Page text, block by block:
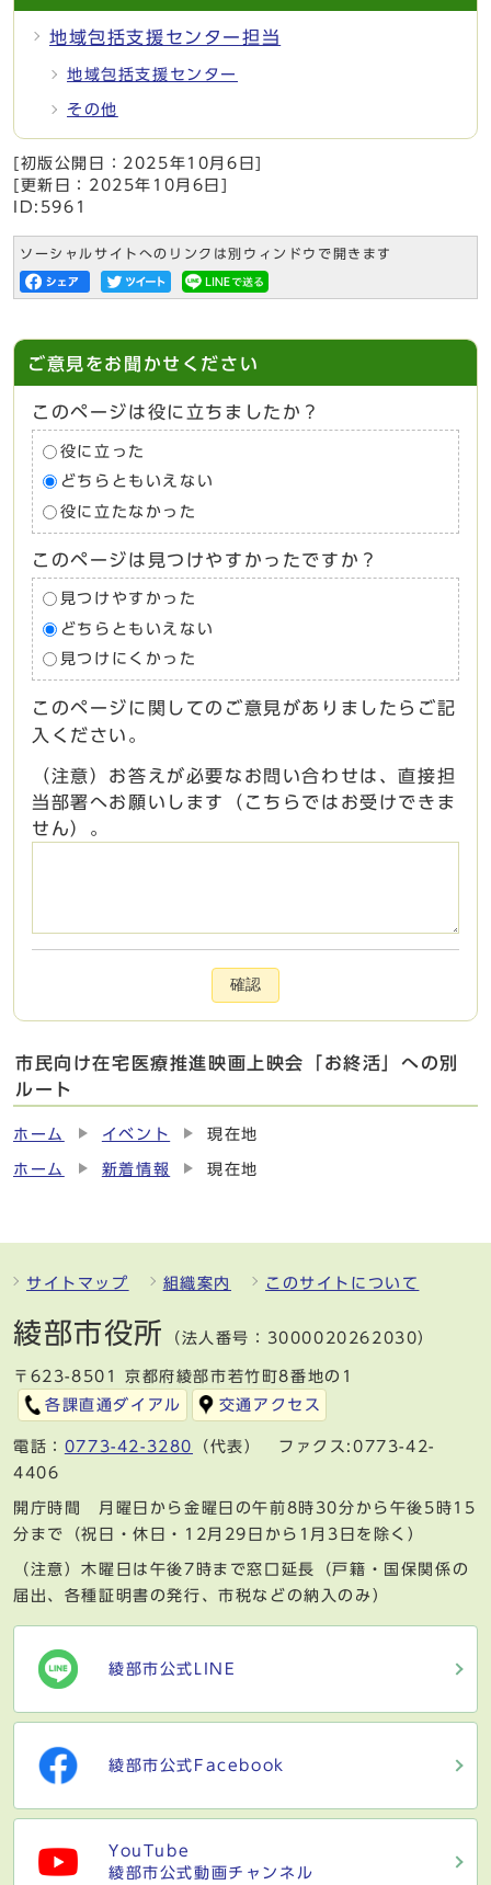
地域包括支援センター担当
地域包括支援センター
その他
[初版公開日： 2025年10月6日
[更新日： 2025年10月6日
ID:5961
ソーシャルサイトへのリンクは別ウィンドウで開きます
ご意見をお聞かせください
このページは役に立ちましたか？
役に立った
どちらともいえない
役に立たなかった
このページは見つけやすかったですか？
見つけやすかった
どちらともいえない
見つけにくかった
このページに関してのご意見がありましたらご記
入ください。
（注意）お答えが必要なお問い合わせは、直接担
当部署へお願いします（こちらではお受けできま
せん）。
確認
市民向け在宅医療推進映画上映会「お終活」への別
ルート
ホーム イベント 現在地
ホーム 新着情報 現在地
サイトマップ 組織案内 このサイトについて
綾部市役所 （法人番号：3000020262030）
〒623-8501 京都府綾部市若竹町8番地の1
各課直通ダイアル
交通アクセス
電話： 0773-42-3280
（代表） ファクス:0773-42-
4406
開庁時間 月曜日から金曜日の午前8時30分から午後5時15
分まで（祝日・休日・12月29日から1月3日を除く）
（注意）木曜日は午後7時まで窓口延長（戸籍・国保関係の
届出、各種証明書の発行、市税などの納入のみ）
綾部市公式LINE
綾部市公式Facebook
YouTube
綾部市公式動画チャンネル